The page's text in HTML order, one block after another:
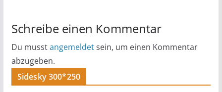
Schreibe einen Kommentar
Du musstangemeldetsein, um einen Kommentar
abzugeben.
Sidesky 300*250